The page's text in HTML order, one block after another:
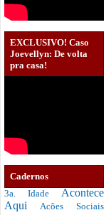
EXCLUSIVO! Caso
Joevellyn: De volta
pra casa!
Cadernos
3a. Idade Acontece
Aqui Acões Sociais